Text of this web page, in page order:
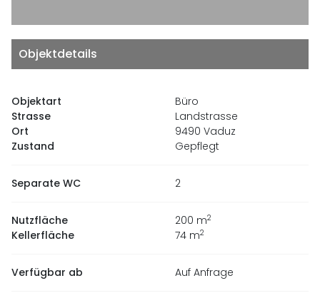
Objektdetails
Objektart
Büro
Strasse
Landstrasse
Ort
9490 Vaduz
Zustand
Gepflegt
Separate WC 2
Nutzfläche 200 m2
Kellerfläche 74m2
Verfügbar ab Auf Anfrage